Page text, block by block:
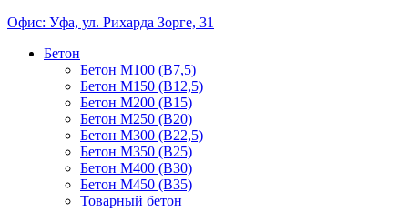
Офис: Уфа, ул. Рихарда Зорге, 31
Бетон
Бетон М100 (B7,5)
Бетон М150 (B12,5)
Бетон М200 (B15)
Бетон М250 (B20)
Бетон М300 (B22,5)
Бетон М350 (B25)
Бетон М400 (B30)
Бетон М450 (B35)
Товарный бетон